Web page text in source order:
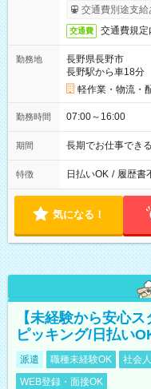
交通費別途支給
交通費 交通費規定
勤務地
長野県長野市
長野駅から車18分
軽作業・物流・
勤務時間 07:00～16:00
期間 長期でお仕事でき
特徴 日払いOK / 履歴書
気になる！
【未経験から安心
ピッキング/日払い
派遣 職種未経験OK 社会
WEB登録・面接OK